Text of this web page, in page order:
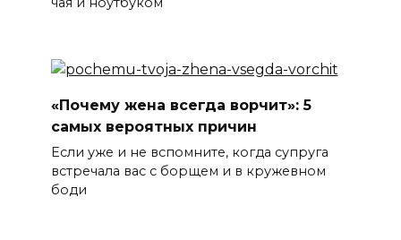
«Почему жена всегда ворчит»: 5
самых вероятных причин
Если уже и не вспомните, когда супруга
встречала вас с борщем и в кружевном
боди